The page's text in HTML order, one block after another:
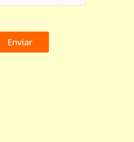
Enviar